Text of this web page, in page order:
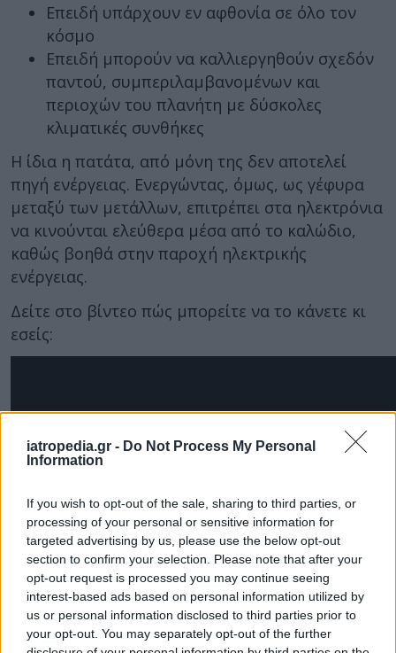
iatropedia.gr - Do Not Process My Personal
Information
If you wish to opt-out of the sale, sharing to third parties, or
processing of your personal or sensitive information for
targeted advertising by us, please use the below opt-out
section to confirm your selection. Please note that after your
opt-out request is processed you may continue seeing
interest-based ads based on personal information utilized by
us or personal information disclosed to third parties prior to
your opt-out. You may separately opt-out of the further
Επειδή υπάρχουν εν αφθονία σε όλο τον
κόσμο
Επειδή μπορούν να καλλιεργηθούν σχεδόν
παντού, συμπεριλαμβανομένων και
περιοχών του πλανήτη με δύσκολες
κλιματικές συνθήκες
Η ίδια η πατάτα, από μόνη της δεν αποτελεί
πηγή ενέργειας. Ενεργώντας, όμως, ως γέφυρα
μεταξύ των μετάλλων, επιτρέπει στα ηλεκτρόνια
να κινούνται ελεύθερα μέσα από το καλώδιο,
καθώς βοηθά στην παροχή ηλεκτρικής
ενέργειας.
Δείτε στο βίντεο πώς μπορείτε να το κάνετε κι
εσείς: